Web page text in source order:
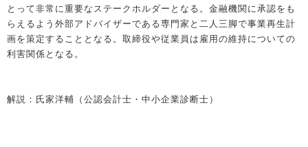
とって非常に重要なステークホルダーとなる。金融機関に承認をも
らえるよう外部アドバイザーである専門家と二人三脚で事業再生計
画を策定することとなる。取締役や従業員は雇用の維持についての
利害関係となる。
解説：氏家洋輔（公認会計士・中小企業診断士）